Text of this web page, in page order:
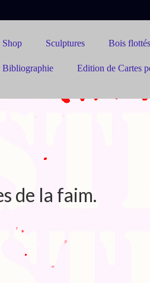
Shop Sculptures Bois flottés
Bibliographie Edition de Cartes
de la faim.